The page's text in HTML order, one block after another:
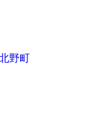
野町